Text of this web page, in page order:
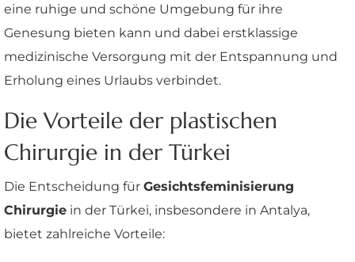
eine ruhige und schöne Umgebung für ihre
Genesung bieten kann und dabei erstklassige
medizinische Versorgung mit der Entspannung und
Erholung eines Urlaubs verbindet.
Die Vorteile der plastischen
Chirurgie in der Türkei
Die Entscheidung für Gesichtsfeminisierung
Chirurgie in der Türkei, insbesondere in Antalya,
bietet zahlreiche Vorteile: